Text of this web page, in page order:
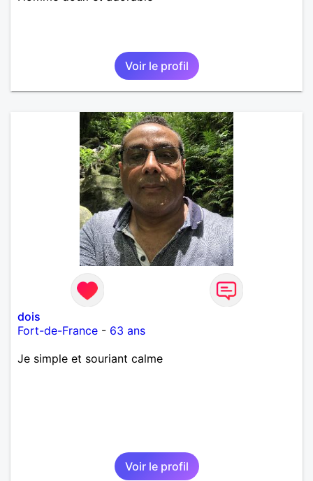
Voir le profil
dois
Fort-de-France - 63 ans
Je simple et souriant calme
Voir le profil